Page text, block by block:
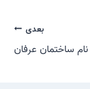
بعدی
نام ساختمان عرفان